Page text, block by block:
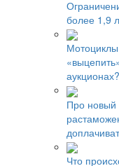
более 1,9
Про новый
Что